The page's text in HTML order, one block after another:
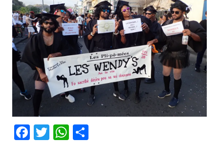
Facebook
Twitter
WhatsApp